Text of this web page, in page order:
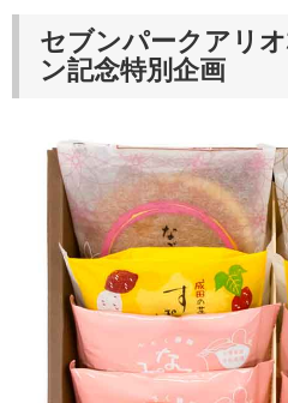
セブンパークアリ
ン記念特別企画